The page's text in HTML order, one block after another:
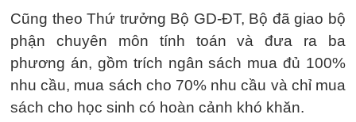
Cũng theo Thứ trưởng Bộ GD-ĐT, Bộ đã giao bộ
phận chuyên môn tính toán và đưa ra ba
phương án, gồm trích ngân sách mua đủ 100%
nhu cầu, mua sách cho 70% nhu cầu và chỉ mua
sách cho học sinh có hoàn cảnh khó khăn.